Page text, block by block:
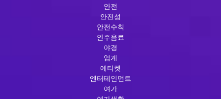
안전
안전성
안전수칙
안주음료
야경
업계
에티켓
엔터테인먼트
여가